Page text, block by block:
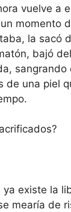
vuelve a
momento
la sacó
bajó
sangrando
de una piel
ya existe la
mearía de